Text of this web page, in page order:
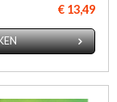
€ 13,49